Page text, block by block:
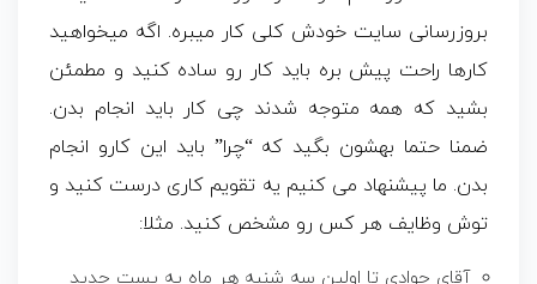
بروزرسانی سایت خودش کلی کار میبره. اگه میخواهید
کارها راحت پیش بره باید کار رو ساده کنید و مطمئن
بشید که همه متوجه شدند چی کار باید انجام بدن.
ضمنا حتما بهشون بگید که “چرا” باید این کارو انجام
بدن. ما پیشنهاد می کنیم یه تقویم کاری درست کنید و
توش وظایف هر کس رو مشخص کنید. مثلا:
آقای جوادی تا اولین سه شنبه هر ماه یه پست جدید